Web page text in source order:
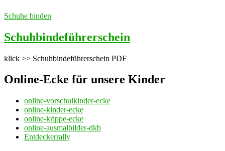
Schuhe binden
Schuhbindeführerschein
klick >> Schuhbindeführerschein PDF
Online-Ecke für unsere Kinder
online-vorschulkinder-ecke
online-kinder-ecke
online-krippe-ecke
online-ausmalbilder-dkb
Entdeckerrally